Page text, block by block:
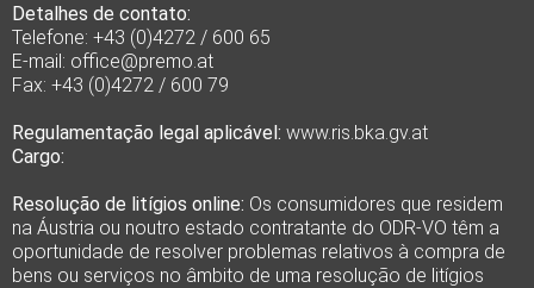
Detalhes de contato:
Telefone: +43 (0)4272 / 600 65
E-mail: office@premo.at
Fax: +43 (0)4272 / 600 79
Regulamentação legal aplicável: www.ris.bka.gv.at
Cargo:
Resolução de litígios online: Os consumidores que residem
na Áustria ou noutro estado contratante do ODR-VO têm a
oportunidade de resolver problemas relativos à compra de
bens ou serviços no âmbito de uma resolução de litígios